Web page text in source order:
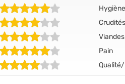
Hygiène
Crudités
Viandes
Pain